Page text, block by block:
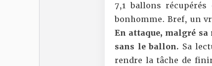
7,1 ballons
bonhomme. Bref, un
En attaque, malgré
sans le ballon. Sa
rendre la tâche de